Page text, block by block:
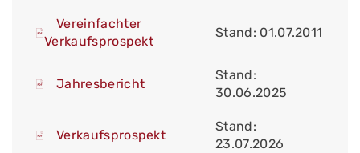
Vereinfachter
Verkaufsprospekt
Stand: 01.07.2011
Jahresbericht
Stand:
30.06.2025
Verkaufsprospekt
Stand:
23.07.2026